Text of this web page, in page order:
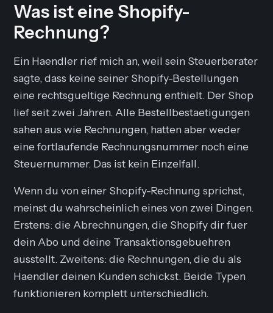
Was ist eine Shopify-
Rechnung?
Ein Haendler rief mich an, weil sein Steuerberater
sagte, dass keine seiner Shopify-Bestellungen
eine rechtsgueltige Rechnung enthielt. Der Shop
lief seit zwei Jahren. Alle Bestellbestaetigungen
sahen aus wie Rechnungen, hatten aber weder
eine fortlaufende Rechnungsnummer noch eine
Steuernummer. Das ist kein Einzelfall.
Wenn du von einer Shopify-Rechnung sprichst,
meinst du wahrscheinlich eines von zwei Dingen.
Erstens: die Abrechnungen, die Shopify dir fuer
dein Abo und deine Transaktionsgebuehren
ausstellt. Zweitens: die Rechnungen, die du als
Haendler deinen Kunden schickst. Beide Typen
funktionieren komplett unterschiedlich.